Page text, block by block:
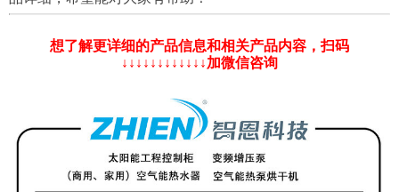
想了解更详细的产品信息和相关产品内容，扫码
↓↓↓↓↓↓↓↓↓↓↓↓加微信咨询